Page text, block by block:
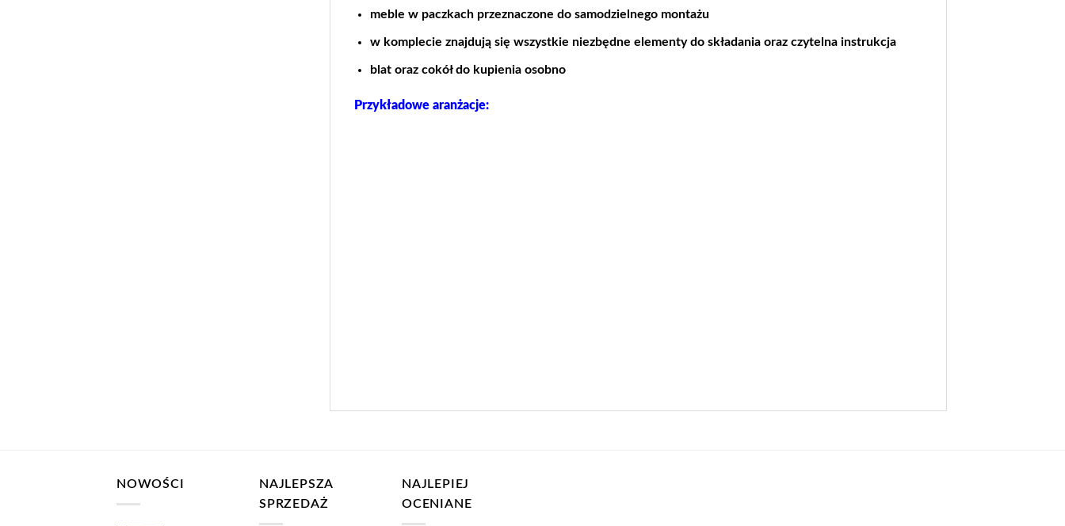
meble w paczkach przeznaczone do samodzielnego montażu
w komplecie znajdują się wszystkie niezbędne elementy do składania oraz czytelna instrukcja
blat oraz cokół do kupienia osobno
Przykładowe aranżacje:
NOWOŚCI
NAJLEPSZA
SPRZEDAŻ
NAJLEPIEJ
OCENIANE